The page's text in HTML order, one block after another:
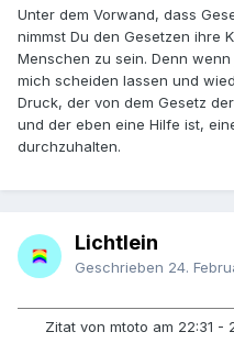
Unter dem Vorwand, dass
nimmst Du den Gesetzen ihre
Menschen zu sein. Denn
mich scheiden lassen und
Druck, der von dem Gesetz
und der eben eine Hilfe ist,
durchzuhalten.
Lichtlein
Geschrieben 24.
Zitat von mtoto am 22:31 -